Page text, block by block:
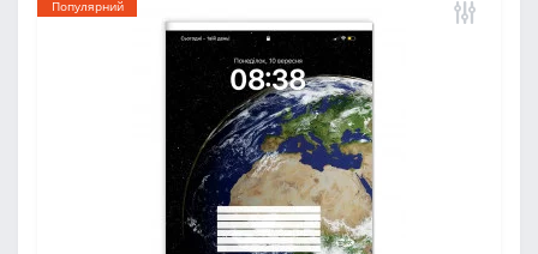
Популярний